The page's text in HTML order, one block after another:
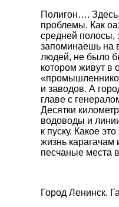
Полигон…. Здесь,
проблемы. Как
средней полосы,
запоминаешь на
людей, не было
котором живут в
и заводов. А
главе с
Десятки
водоводы и
к пуску. Какое
жизнь
песчаные места
Город Ленинск.